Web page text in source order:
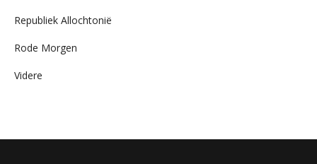
Republiek Allochtonië
Rode Morgen
Videre